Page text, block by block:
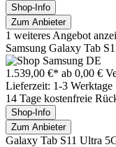
Shop-Info
Zum Anbieter
1 weiteres Angebot
Samsung Galaxy Tab
1.539,00 €* ab 0,00 €
Lieferzeit: 1-3 Werktage
14 Tage kostenfreie
Shop-Info
Zum Anbieter
Galaxy Tab S11 Ultra